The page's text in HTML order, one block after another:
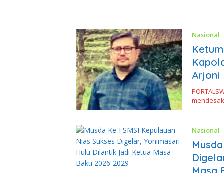
Nasional
Arjoni
Nasional